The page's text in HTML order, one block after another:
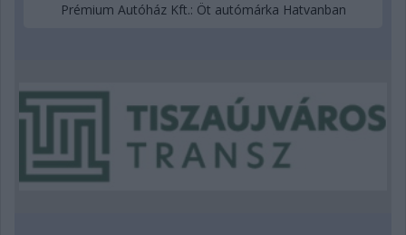
Prémium Autóház Kft.: Öt autómárka Hatvanban